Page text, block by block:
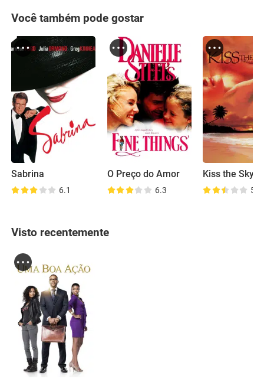
Você também pode gostar
Sabrina
6.1
O Preço do Amor
6.3
Kiss the Sky
5.8
Visto recentemente